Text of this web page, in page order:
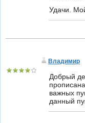
Удачи.
Владимир
Добрый
важных
данный